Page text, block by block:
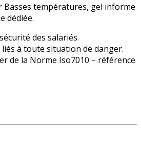
Basses températures, gel informe
dédiée.
des salariés.
à toute situation de danger.
de la Norme Iso7010 – référence